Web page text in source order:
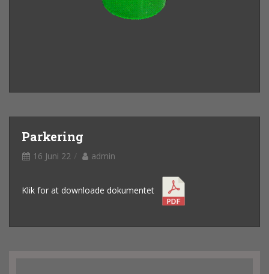
Parkering
16 Juni 22 admin
Klik for at downloade dokumentet